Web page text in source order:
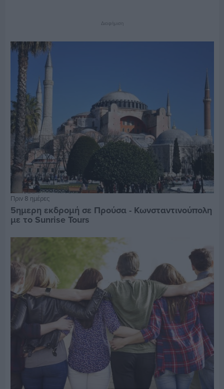
Διαφήμιση
Πριν 8 ημέρες
5ημερη εκδρομή σε Προύσα - Κωνσταντινούπολη
με το Sunrise Tours